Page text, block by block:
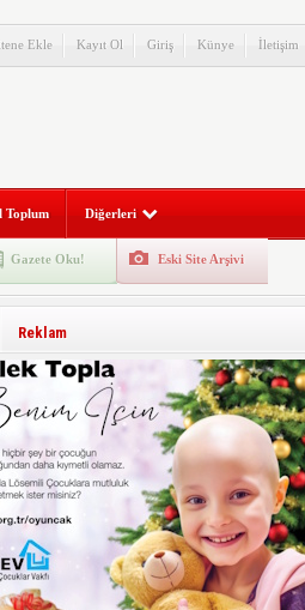
Ekle Kayıt Ol Giriş Künye İletişim
Toplum Diğerleri
Gazete Oku! Eski Site Arşivi
Reklam